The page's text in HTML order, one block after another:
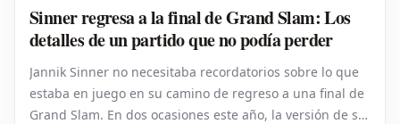
Sinner regresa a la final de Grand Slam: Los
detalles de un partido que no podía perder
Jannik Sinner no necesitaba recordatorios sobre lo que
estaba en juego en su camino de regreso a una final de
Grand Slam. En dos ocasiones este año, la versión de sí